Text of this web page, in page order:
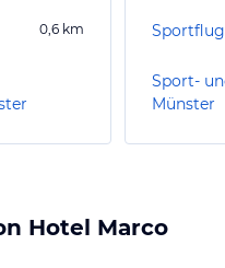
0,6 km
Sport-
Münster
Hotel Marco